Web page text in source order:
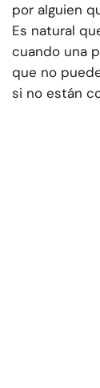
por alguien
Es natural
cuando una
que no
si no están